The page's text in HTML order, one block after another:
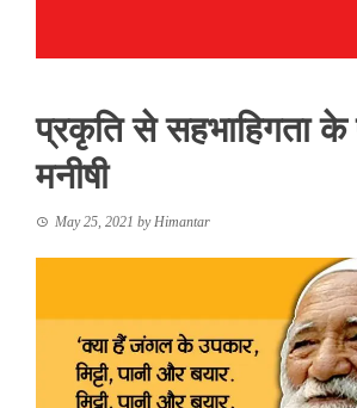
प्रकृति से सहभाहिगता के
मनीषी
May 25, 2021 byHimantar